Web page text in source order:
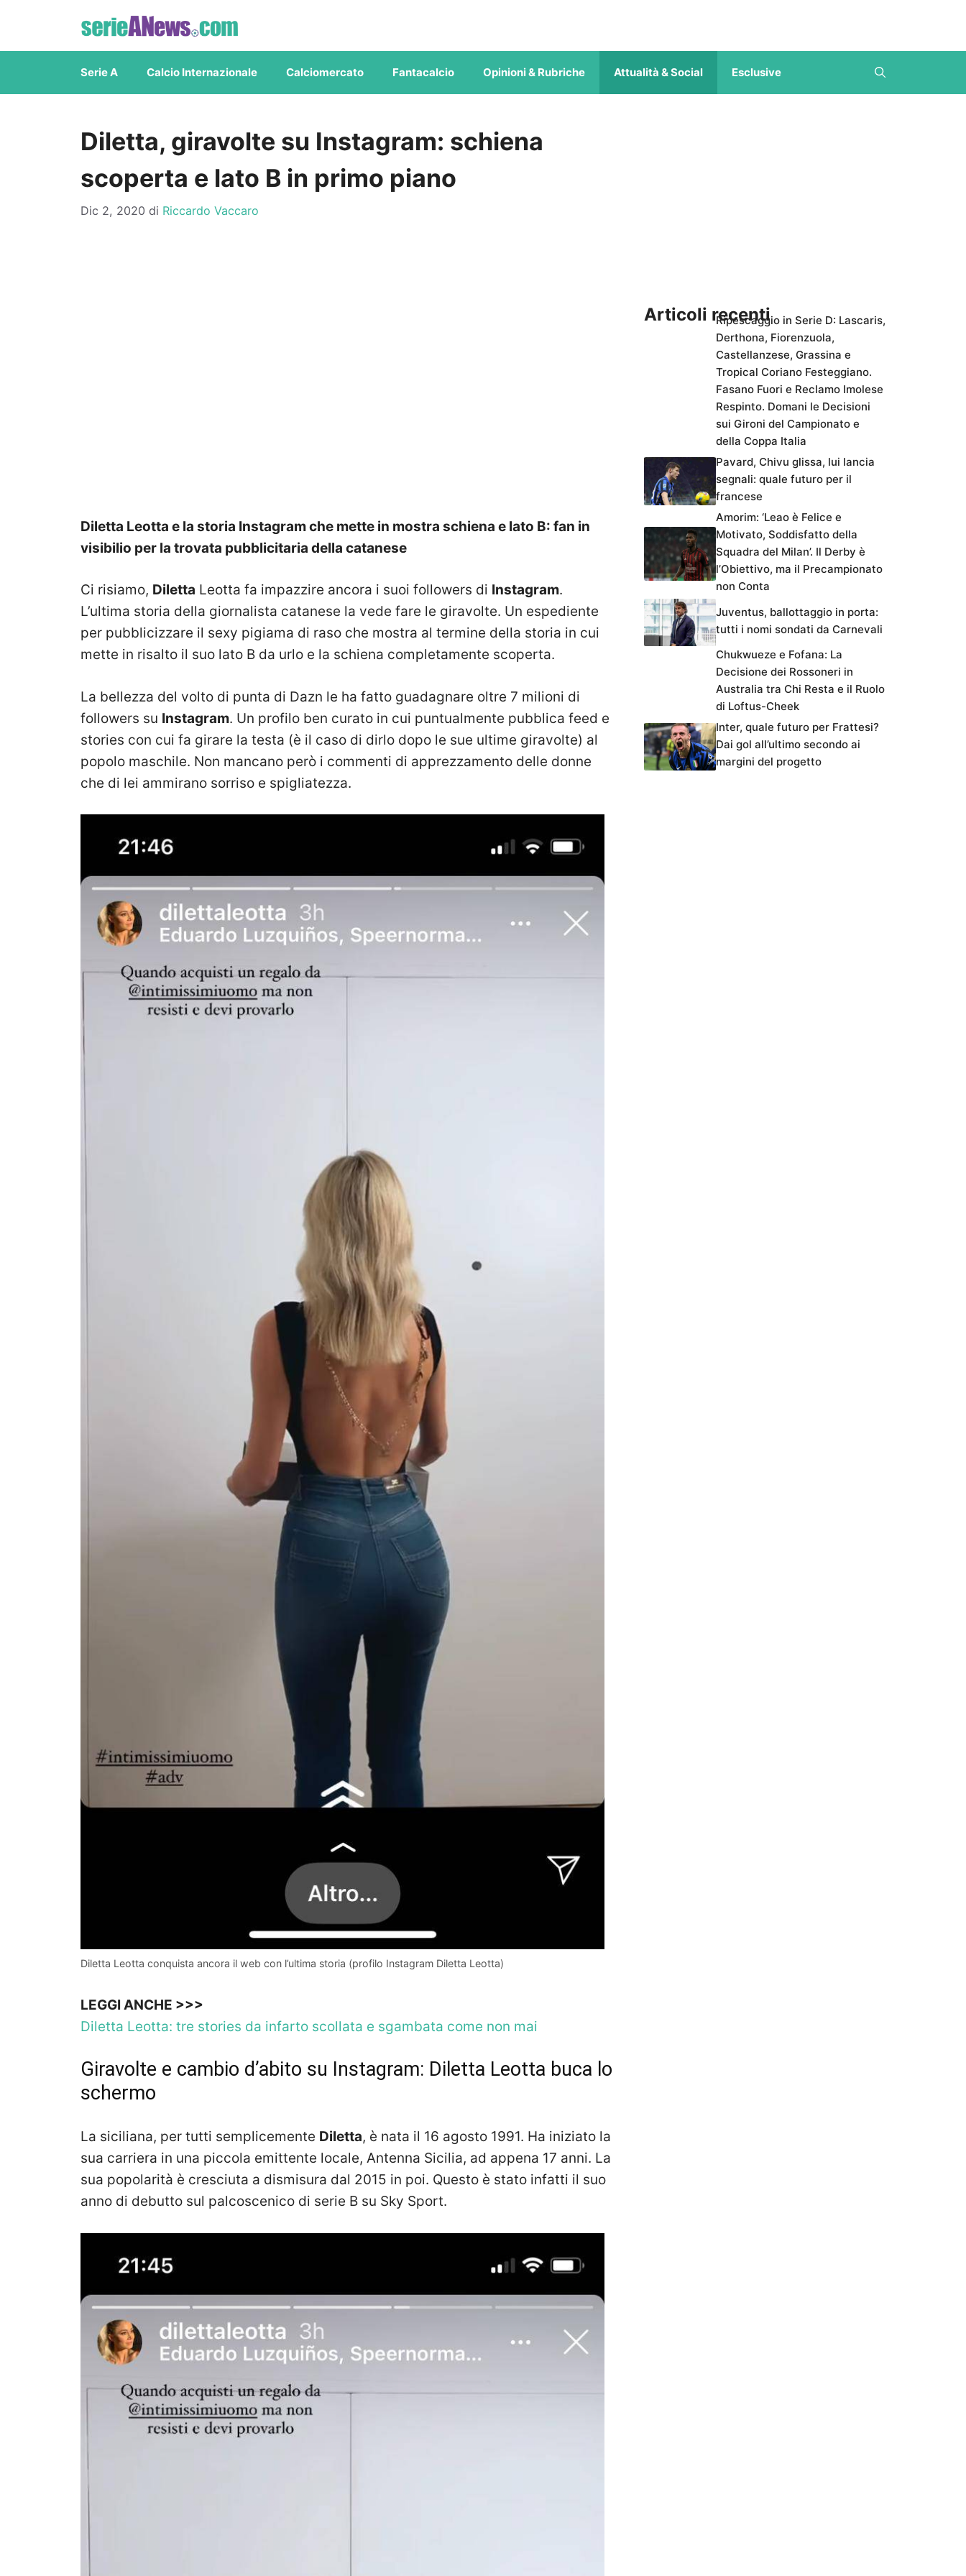
contenuto
Serie A Calcio Internazionale Calciomercato Fantacalcio Opinioni & Rubriche Attualità & Social Esclusive
Diletta, giravolte su Instagram: schiena
scoperta e lato B in primo piano
Dic 2, 2020 di Riccardo Vaccaro
Diletta Leotta e la storia Instagram che mette in mostra schiena e lato B: fan in
visibilio per la trovata pubblicitaria della catanese
Ci risiamo, Diletta Leotta fa impazzire ancora i suoi followers di Instagram.
L’ultima storia della giornalista catanese la vede fare le giravolte. Un espediente
per pubblicizzare il sexy pigiama di raso che mostra al termine della storia in cui
mette in risalto il suo lato B da urlo e la schiena completamente scoperta.
La bellezza del volto di punta di Dazn le ha fatto guadagnare oltre 7 milioni di
followers su Instagram. Un profilo ben curato in cui puntualmente pubblica feed e
stories con cui fa girare la testa (è il caso di dirlo dopo le sue ultime giravolte) al
popolo maschile. Non mancano però i commenti di apprezzamento delle donne
che di lei ammirano sorriso e spigliatezza.
Diletta Leotta conquista ancora il web con l’ultima storia (profilo Instagram Diletta Leotta)
LEGGI ANCHE >>>
Diletta Leotta: tre stories da infarto scollata e sgambata come non mai
Giravolte e cambio d’abito su Instagram: Diletta Leotta buca lo
schermo
La siciliana, per tutti semplicemente Diletta, è nata il 16 agosto 1991. Ha iniziato la
sua carriera in una piccola emittente locale, Antenna Sicilia, ad appena 17 anni. La
sua popolarità è cresciuta a dismisura dal 2015 in poi. Questo è stato infatti il suo
anno di debutto sul palcoscenico di serie B su Sky Sport.
Articoli recentiRipescaggio in Serie D: Lascaris,
Derthona, Fiorenzuola,
Castellanzese, Grassina e
Tropical Coriano Festeggiano.
Fasano Fuori e Reclamo Imolese
Respinto. Domani le Decisioni
sui Gironi del Campionato e
della Coppa Italia
Pavard, Chivu glissa, lui lancia
segnali: quale futuro per il
francese
Amorim: ‘Leao è Felice e
Motivato, Soddisfatto della
Squadra del Milan’. Il Derby è
l’Obiettivo, ma il Precampionato
non Conta
Juventus, ballottaggio in porta:
tutti i nomi sondati da Carnevali
Chukwueze e Fofana: La
Decisione dei Rossoneri in
Australia tra Chi Resta e il Ruolo
di Loftus-Cheek
Inter, quale futuro per Frattesi?
Dai gol all’ultimo secondo ai
margini del progetto